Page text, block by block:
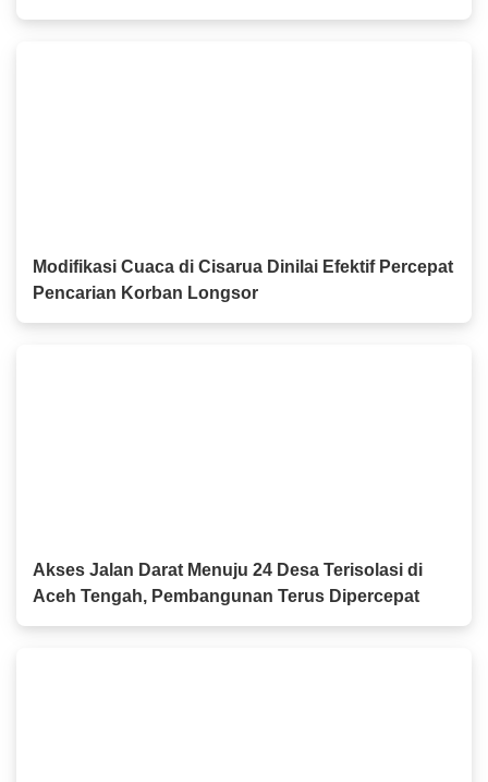
Pentingnya Istikamah Menuntut Ilmu hingga Aliyah
Modifikasi Cuaca di Cisarua Dinilai Efektif Percepat
Pencarian Korban Longsor
Akses Jalan Darat Menuju 24 Desa Terisolasi di
Aceh Tengah, Pembangunan Terus Dipercepat